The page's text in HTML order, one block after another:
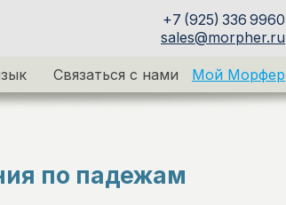
+7 (925) 336 9960
sales@morpher.ru
Связаться с нами Мой Морфер
по падежам